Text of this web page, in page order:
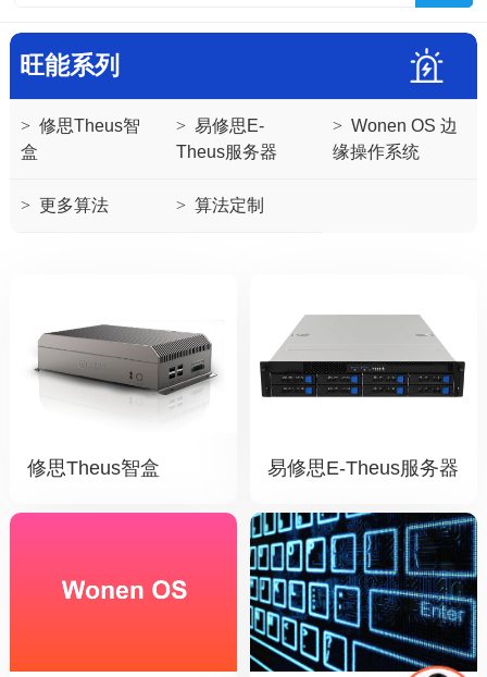
旺能系列
> 修思Theus智
盒
> 易修思E-
Theus服务器
> Wonen OS 边
缘操作系统
> 更多算法 > 算法定制
修思Theus智盒 易修思E-Theus服务器